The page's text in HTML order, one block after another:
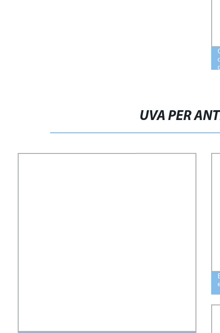
UVA PER